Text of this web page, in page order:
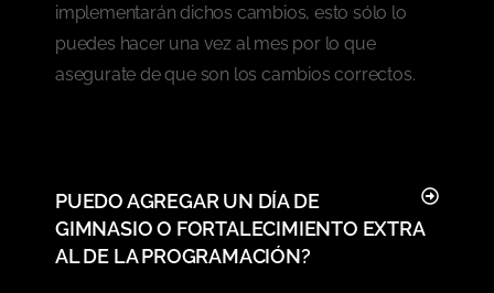
implementarán dichos cambios, esto sólo lo
puedes hacer una vez al mes por lo que
asegurate de que son los cambios correctos.
PUEDO AGREGAR UN DÍA DE
GIMNASIO O FORTALECIMIENTO EXTRA
AL DE LA PROGRAMACIÓN?